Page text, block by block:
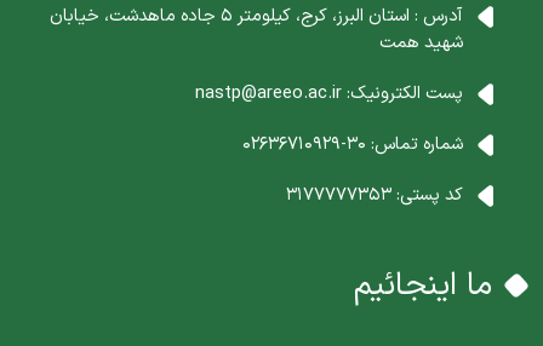
آدرس : استان البرز، کرج، کیلومتر 5 جاده ماهدشت، خیابان
شهید همت
پست الکترونیک:nastp@areeo.ac.ir
شماره تماس: 30-02636710929
کد پستی:3177777353
ما اینجائیم